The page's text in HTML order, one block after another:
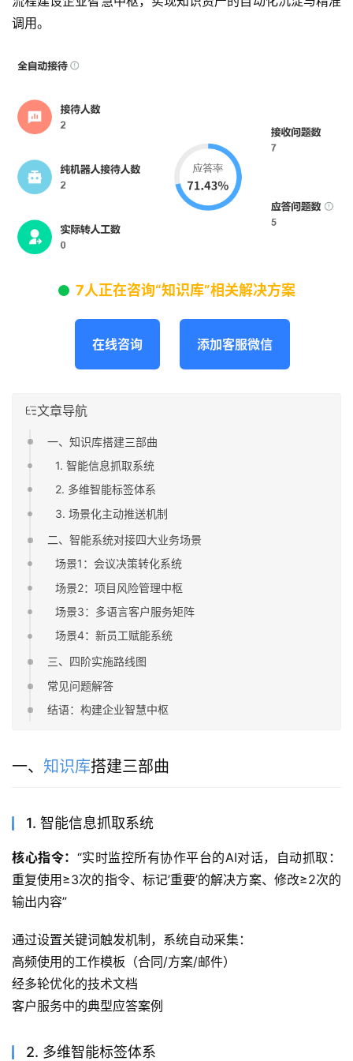
调用。
7人正在咨询“知识库”相关解决方案
在线咨询 添加客服微信
文章导航
一、知识库搭建三部曲
1. 智能信息抓取系统
2. 多维智能标签体系
3. 场景化主动推送机制
二、智能系统对接四大业务场景
场景1：会议决策转化系统
场景2：项目风险管理中枢
场景3：多语言客户服务矩阵
场景4：新员工赋能系统
三、四阶实施路线图
常见问题解答
结语：构建企业智慧中枢
一、 知识库搭建三部曲
1. 智能信息抓取系统
核心指令： “实时监控所有协作平台的AI对话，自动抓取：
重复使用≥3次的指令、标记’重要’的解决方案、修改≥2次的
输出内容”
通过设置关键词触发机制，系统自动采集：
高频使用的工作模板（合同/方案/邮件）
经多轮优化的技术文档
客户服务中的典型应答案例
2. 多维智能标签体系